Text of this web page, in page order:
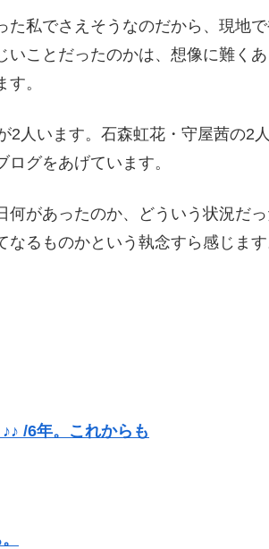
た私でさえそうなのだから、現地
いことだったのかは、想像に難く
。
2人います。石森虹花・守屋茜の2
グをあげています。
何があったのか、どういう状況だ
るものかという執念すら感じます
/6年。これからも